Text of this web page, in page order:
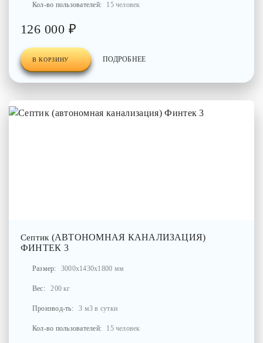
Кол-во пользователей: 15 человек
126 000 ₽
В КОРЗИНУ ПОДРОБНЕЕ
Септик (АВТОНОМНАЯ КАНАЛИЗАЦИЯ)
ФИНТЕК 3
Размер: 3000x1430x1800 мм
Вес: 200 кг
Производ-ть: 3 м3 в сутки
Кол-во пользователей: 15 человек